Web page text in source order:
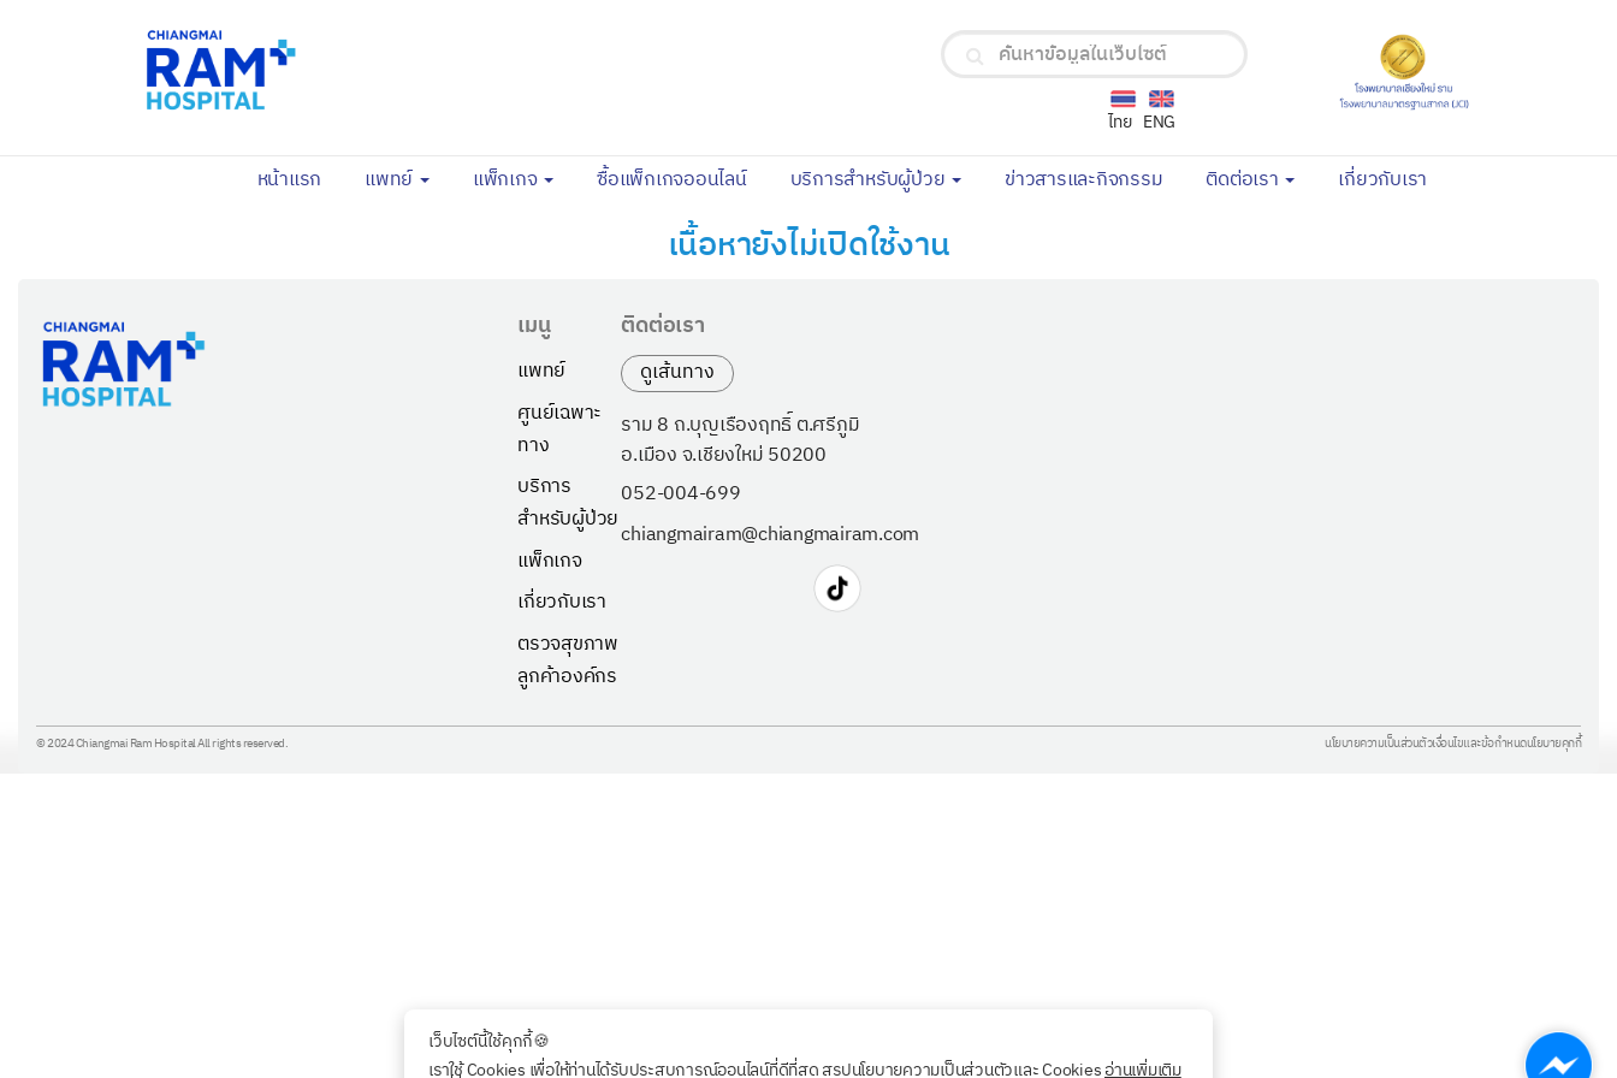
เว็บไซต์นี้ใช้คุกกี้🍪
เราใช้ Cookies เพื่อให้ท่านได้รับประสบการณ์ออนไลน์ที่ดีที่สุด สรุปนโยบายความเป็นส่วนตัวและ Cookiesอ่านเพิ่มเติม
ENG
ไทย
หน้าแรก (current)
แพทย์ แพ็กเกจ ซื้อแพ็กเกจออนไลน์(current)บริการสำหรับผู้ป่วย ข่าวสารและกิจกรรม(current)ติดต่อเรา เกี่ยวกับเรา
เนื้อหายังไม่เปิดใช้งาน
เมนู
แพทย์
ศูนย์เฉพาะ
ทาง
บริการ
สำหรับผู้ป่วย
แพ็กเกจ
เกี่ยวกับเรา
ตรวจสุขภาพ
ลูกค้าองค์กร
ติดต่อเรา
ดูเส้นทาง
ราม 8 ถ.บุญเรืองฤทธิ์ ต.ศรีภูมิ
อ.เมือง จ.เชียงใหม่ 50200
052-004-699
chiangmairam@chiangmairam.com
© 2024 Chiangmai Ram Hospital All rights reserved. นโยบายความเป็นส่วนตัวเงื่อนไขและข้อกำหนดนโยบายคุกกี้